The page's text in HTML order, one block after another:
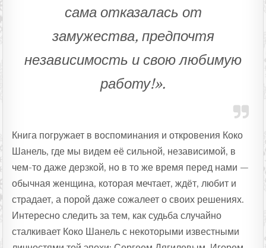
сама отказалась от
замужества, предпочтя
независимость и свою любимую
работу!».
Книга погружает в воспоминания и откровения Коко
Шанель, где мы видем её сильной, независимой, в
чем-то даже дерзкой, но в то же время перед нами —
обычная женщина, которая мечтает, ждёт, любит и
страдает, а порой даже сожалеет о своих решениях.
Интересно следить за тем, как судьба случайно
сталкивает Коко Шанель с некоторыми известными